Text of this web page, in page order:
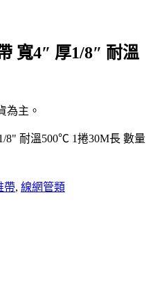
寬4″ 厚1/8″ 耐溫
為主。
8" 耐溫500℃ 1捲30M長 數量
帶, 線網管類